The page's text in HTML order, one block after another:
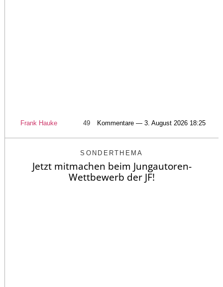
Frank Hauke 49 Kommentare — 3. August 2026 18:25
SONDERTHEMA
Jetzt mitmachen beim Jungautoren-
Wettbewerb der JF!